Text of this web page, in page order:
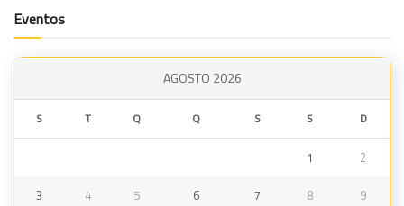
Eventos
AGOSTO 2026
S T Q Q S S D
1 2
3 4 5 6 7 8 9